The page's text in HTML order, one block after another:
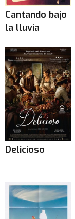
Cantando bajo
la lluvia
Delicioso